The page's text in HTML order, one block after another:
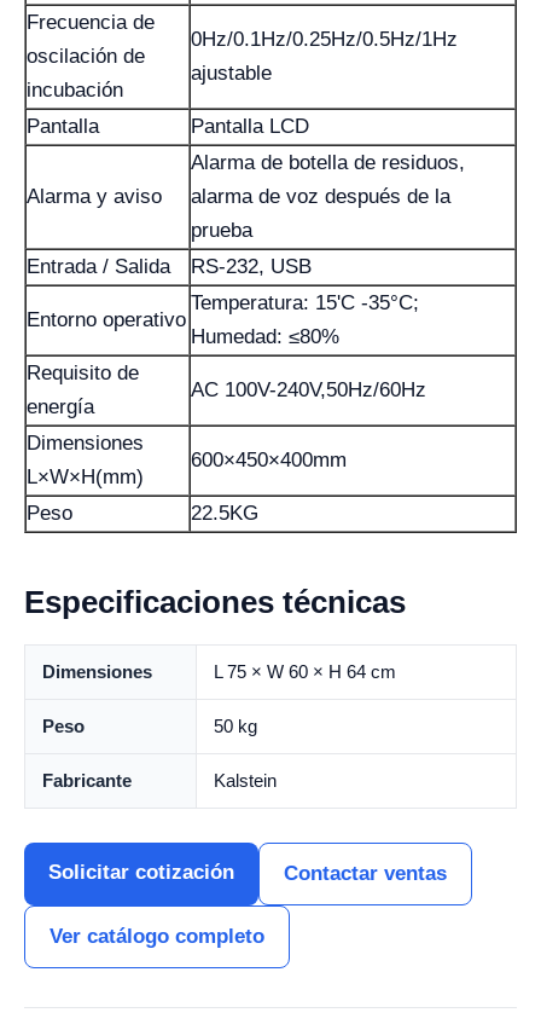
Frecuencia de
oscilación de
incubación
0Hz/0.1Hz/0.25Hz/0.5Hz/1Hz
ajustable
Pantalla Pantalla LCD
Alarma y aviso
Alarma de botella de residuos,
alarma de voz después de la
prueba
Entrada / Salida
RS-232, USB
Entorno operativo
Temperatura: 15'C -35°C;
Humedad: ≤80%
Requisito de
energía
AC 100V-240V,50Hz/60Hz
Dimensiones
L×W×H(mm)
600×450×400mm
Peso 22.5KG
Especificaciones técnicas
Dimensiones L 75 × W 60 × H 64 cm
Peso 50 kg
Fabricante Kalstein
Solicitar cotización Contactar ventas
Ver catálogo completo